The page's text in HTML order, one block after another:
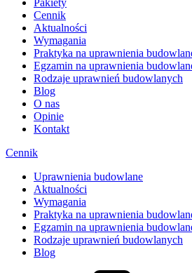
Pakiety
Cennik
Aktualności
Wymagania
Praktyka na uprawnienia
Egzamin na uprawnienia
Rodzaje uprawnień budowlanych
Blog
O nas
Opinie
Kontakt
Cennik
Uprawnienia budowlane
Aktualności
Wymagania
Praktyka na uprawnienia
Egzamin na uprawnienia
Rodzaje uprawnień budowlanych
Blog